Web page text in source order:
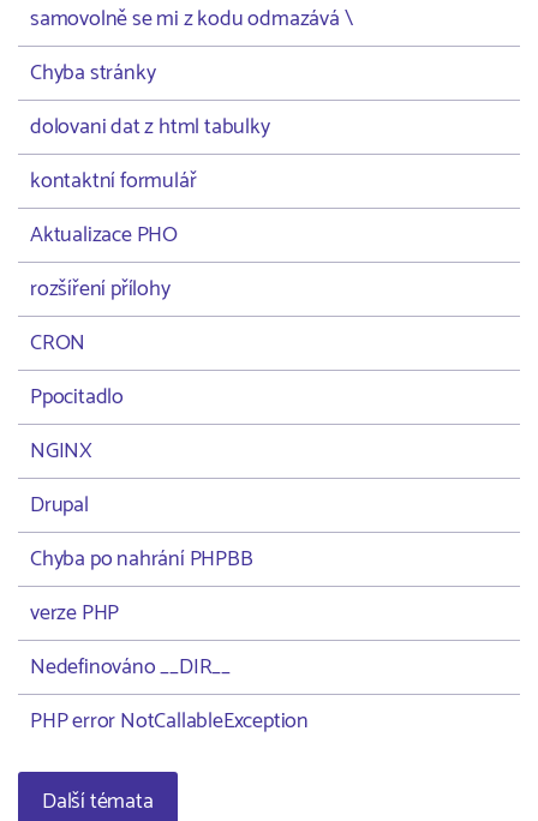
samovolně se mi z kodu odmazává \
Chyba stránky
dolovani dat z html tabulky
kontaktní formulář
Aktualizace PHO
rozšíření přílohy
CRON
Ppocitadlo
NGINX
Drupal
Chyba po nahrání PHPBB
verze PHP
Nedefinováno __DIR__
PHP error NotCallableException
Další témata